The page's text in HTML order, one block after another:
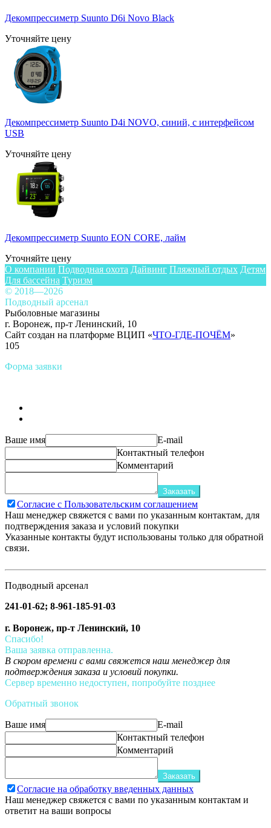
Декомпрессиметр Suunto D6i Novo Black
Уточняйте цену
Декомпрессиметр Suunto D4i NOVO, синий, с интерфейсом
USB
Уточняйте цену
Декомпрессиметр Suunto EON CORE, лайм
Уточняйте цену
О компании Подводная охота Дайвинг Пляжный отдых Детям
Для бассейна Туризм
© 2018—2026
Подводный арсенал
Рыболовные магазины
г. Воронеж, пр-т Ленинский, 10
Сайт создан на платформе ВЦИП «ЧТО-ГДЕ-ПОЧЁМ»
105
Форма заявки
Ваше имя
E-mail
Контактный телефон
Комментарий
Заказать
Согласие с Пользовательским соглашением
Наш менеджер свяжется с вами по указанным контактам, для
подтверждения заказа и условий покупки
Указанные контакты будут использованы только для обратной
связи.
Подводный арсенал
241-01-62; 8-961-185-91-03
г. Воронеж, пр-т Ленинский, 10
Спасибо!
Ваша заявка отправленна.
В скором времени с вами свяжется наш менеджер для
подтверждения заказа и условий покупки.
Сервер временно недоступен, попробуйте позднее
Обратный звонок
Ваше имя
E-mail
Контактный телефон
Комментарий
Заказать
Согласие на обработку введенных данных
Наш менеджер свяжется с вами по указанным контактам и
ответит на ваши вопросы